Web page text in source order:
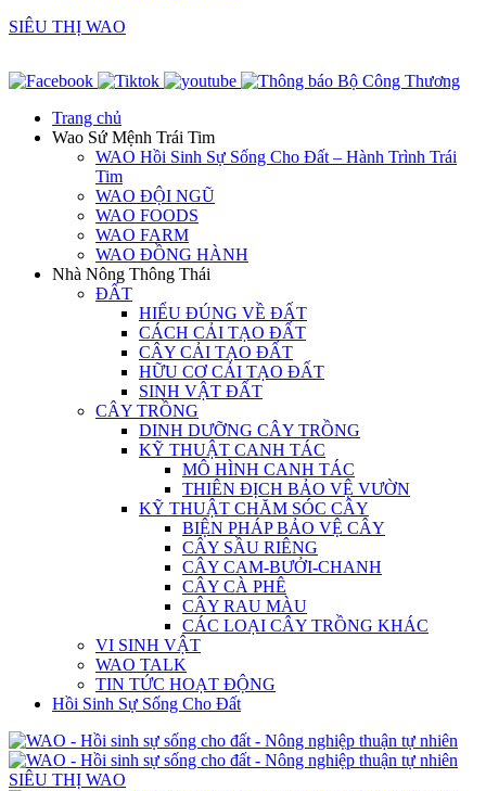
SIÊU THỊ WAO
Trang chủ
Wao Sứ Mệnh Trái Tim
WAO Hồi Sinh Sự Sống Cho Đất – Hành Trình Trái
Tim
WAO ĐỘI NGŨ
WAO FOODS
WAO FARM
WAO ĐỒNG HÀNH
Nhà Nông Thông Thái
ĐẤT
HIỂU ĐÚNG VỀ ĐẤT
CÁCH CẢI TẠO ĐẤT
CÂY CẢI TẠO ĐẤT
HỮU CƠ CẢI TẠO ĐẤT
SINH VẬT ĐẤT
CÂY TRỒNG
DINH DƯỠNG CÂY TRỒNG
KỸ THUẬT CANH TÁC
MÔ HÌNH CANH TÁC
THIÊN ĐỊCH BẢO VỆ VƯỜN
KỸ THUẬT CHĂM SÓC CÂY
BIỆN PHÁP BẢO VỆ CÂY
CÂY SẦU RIÊNG
CÂY CAM-BƯỞI-CHANH
CÂY CÀ PHÊ
CÂY RAU MÀU
CÁC LOẠI CÂY TRỒNG KHÁC
VI SINH VẬT
WAO TALK
TIN TỨC HOẠT ĐỘNG
Hồi Sinh Sự Sống Cho Đất
SIÊU THỊ WAO